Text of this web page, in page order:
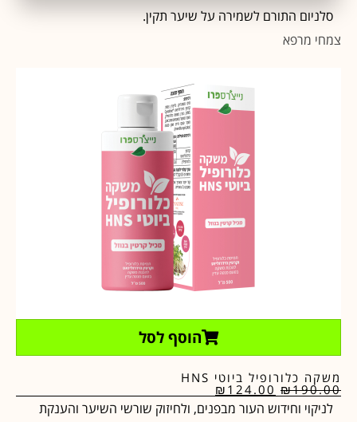
סלניום התורם לשמירה על שיער תקין.
צמחי מרפא
הוסף לסל
משקה כלורופיל ביוטי HNS
₪190.00
₪ 124.00
לניקוי וחידוש העור מבפנים, ולחיזוק שורשי השיער והענקת